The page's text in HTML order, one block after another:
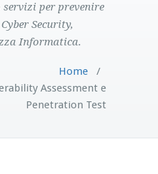
per prevenire
Security,
Informatica.
Home/
Assessment e
Penetration Test